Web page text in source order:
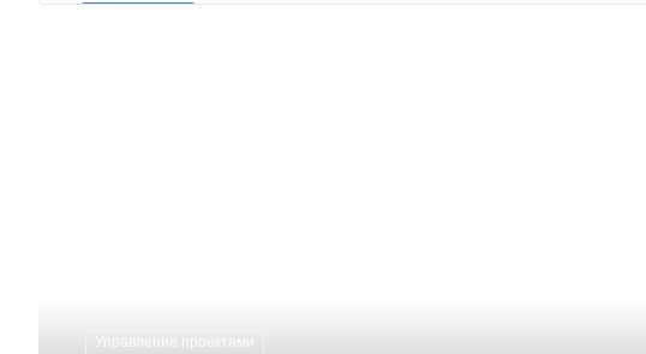
Управление проектами